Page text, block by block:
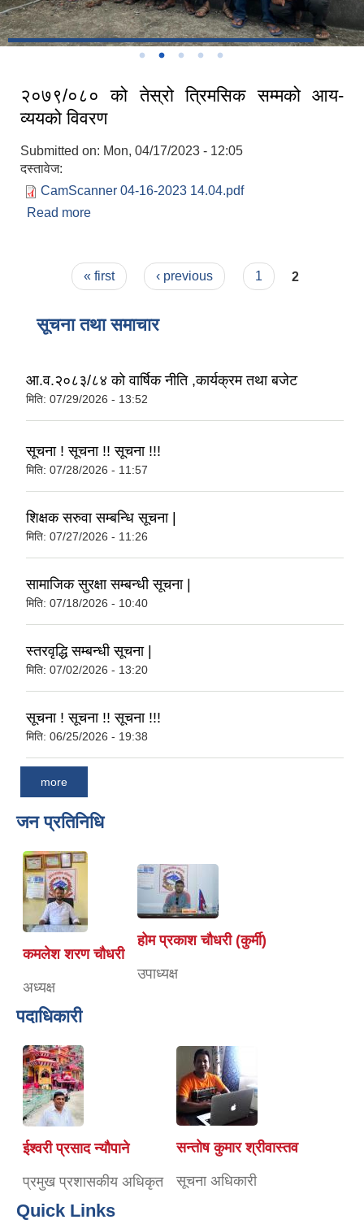
२०७९/०८० को तेस्रो त्रिमसिक सम्मको आय-
व्ययको विवरण
Submitted on: Mon, 04/17/2023 - 12:05
दस्तावेज:
CamScanner 04-16-2023 14.04.pdf
Read more
Pages« first ‹ previous 1 2
सूचना तथा समाचार
आ.व.२०८३/८४ को वार्षिक नीति ,कार्यक्रम तथा बजेट
मिति: 07/29/2026 - 13:52
सूचना ! सूचना !! सूचना !!!
मिति: 07/28/2026 - 11:57
शिक्षक सरुवा सम्बन्धि सूचना |
मिति: 07/27/2026 - 11:26
सामाजिक सुरक्षा सम्बन्धी सूचना |
मिति: 07/18/2026 - 10:40
स्तरवृद्धि सम्बन्धी सूचना |
मिति: 07/02/2026 - 13:20
सूचना ! सूचना !! सूचना !!!
मिति: 06/25/2026 - 19:38
more
जन प्रतिनिधि
कमलेश शरण चौधरी
अध्यक्ष
होम प्रकाश चौधरी (कुर्मी)
उपाध्यक्ष
पदाधिकारी
ईश्वरी प्रसाद न्यौपाने
प्रमुख प्रशासकीय अधिकृत
सन्तोष कुमार श्रीवास्तव
सूचना अधिकारी
Quick Links